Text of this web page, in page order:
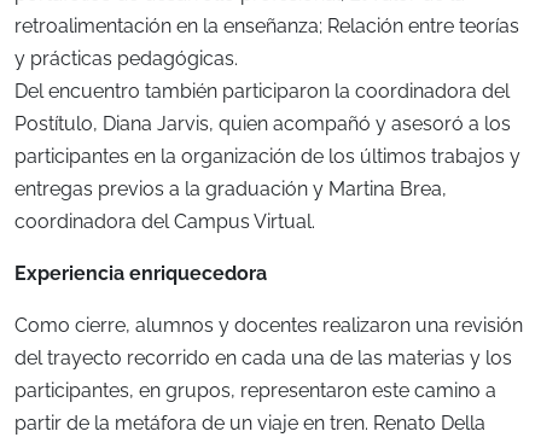
retroalimentación en la enseñanza; Relación entre teorías
y prácticas pedagógicas.
Del encuentro también participaron la coordinadora del
Postítulo, Diana Jarvis, quien acompañó y asesoró a los
participantes en la organización de los últimos trabajos y
entregas previos a la graduación y Martina Brea,
coordinadora del Campus Virtual.
Experiencia enriquecedora
Como cierre, alumnos y docentes realizaron una revisión
del trayecto recorrido en cada una de las materias y los
participantes, en grupos, representaron este camino a
partir de la metáfora de un viaje en tren. Renato Della